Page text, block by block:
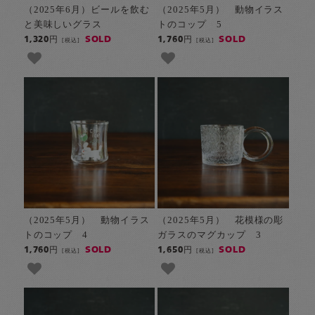
（2025年6月）ビールを飲む
と美味しいグラス
1,320円[税込] SOLD
（2025年5月） 動物イラス
トのコップ 5
1,760円 [税込] SOLD
（2025年5月） 動物イラス
トのコップ 4
1,760円[税込] SOLD
（2025年5月） 花模様の彫
ガラスのマグカップ 3
1,650円 [税込] SOLD